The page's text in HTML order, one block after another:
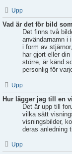
Upp
Vad är det för bild
Det finns två
användarnamn i
i form av
har gjort eller
större, är känd
personlig för
Upp
Hur lägger jag till en
Det är upp till
vilka sätt
visningsbilder,
deras anledning
Upp